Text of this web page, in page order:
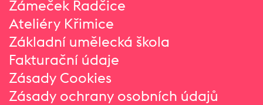
Zámeček Radčice
Ateliéry Křimice
Základní umělecká škola
Fakturační údaje
Zásady Cookies
Zásady ochrany osobních údajů